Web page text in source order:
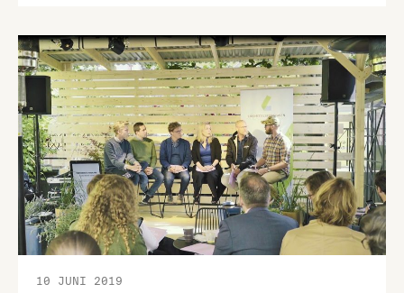
exponeringen av perfluorerade
alkylföreningar (PFOS och PFOA) som kommer
från mat så liten att det tolerabla dagliga intaget
inte överskrids.
10 JUNI 2019